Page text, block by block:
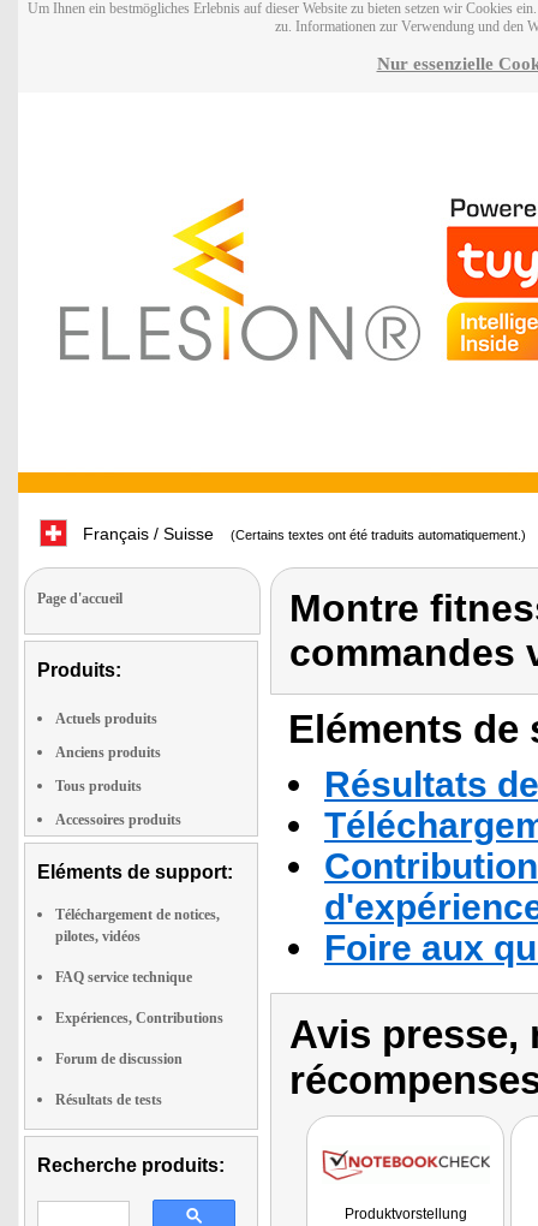
Um Ihnen ein bestmögliches Erlebnis auf dieser Website zu bieten setzen wir Cookies
zu. Informationen zur Verwendung und den
Nur essenzielle
Français / Suisse (Certains textes ont été traduits automatiquement.)
Page d'accueil
Produits:
Actuels produits
Anciens produits
Tous produits
Accessoires produits
Eléments de support:
Téléchargement de notices,
pilotes, vidéos
FAQ service technique
Expériences, Contributions
Forum de discussion
Résultats de tests
Recherche produits:
Montre
commandes
Eléments
Résultats
Foire aux
Avis presse,
Produktvorstellung